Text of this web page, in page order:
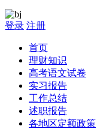
登录 注册
首页
理财知识
高考语文试卷
实习报告
工作总结
述职报告
各地区定额政策